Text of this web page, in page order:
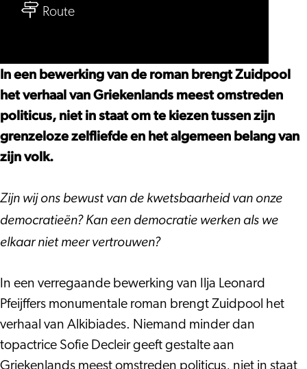
–
Alkibiades
Routenaar
Overdag:
Zuidpool
–
Alkibiades
In een bewerking van de roman brengt Zuidpool
het verhaal van Griekenlands meest omstreden
politicus, niet in staat om te kiezen tussen zijn
grenzeloze zelfliefde en het algemeen belang van
zijn volk.
Zijn wij ons bewust van de kwetsbaarheid van onze
democratieën? Kan een democratie werken als we
elkaar niet meer vertrouwen?
In een verregaande bewerking van Ilja Leonard
Pfeijffers monumentale roman brengt Zuidpool het
verhaal van Alkibiades. Niemand minder dan
topactrice Sofie Decleir geeft gestalte aan
Griekenlands meest omstreden politicus, niet in staat